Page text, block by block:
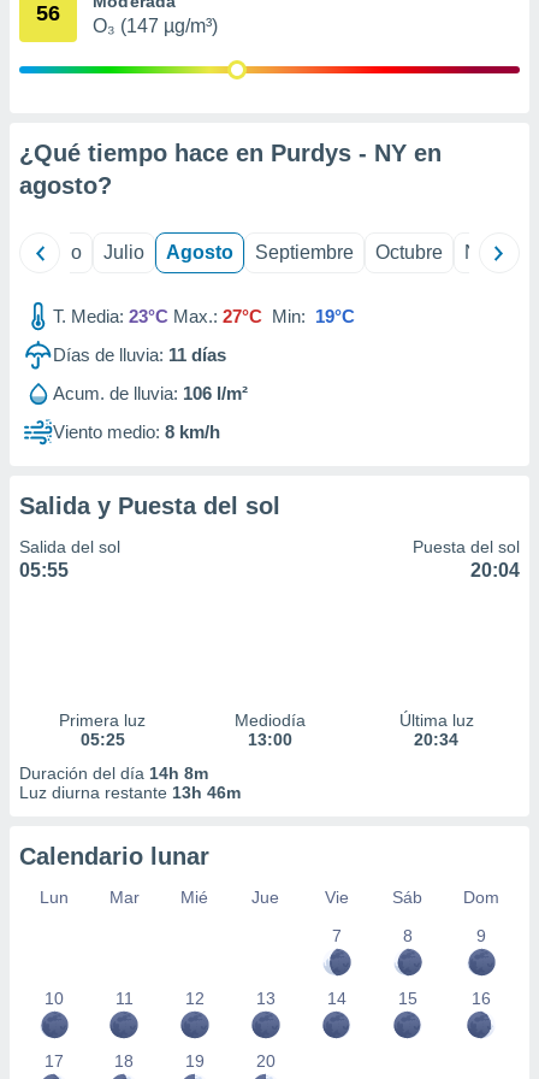
publicidad
1199
56
O₃ (147 µg/m³)
¿Qué tiempo hace en Purdys - NY en
agosto?
Junio Julio Agosto Septiembre Octubre
T. Media: 23°C Max.: 27°C Min: 19°C
Días de lluvia: 11 días
Acum. de lluvia: 106 l/m²
Viento medio: 8 km/h
Salida y Puesta del sol
Salida del sol
05:55
Puesta del sol
20:04
Primera luz
05:25
Mediodía
13:00
Última luz
20:34
Duración del día 14h 8m
Luz diurna restante 13h 46m
Calendario lunar
Lun Mar Mié Jue Vie Sáb
Dom
7
8 9
10 11 12 13 14 15 16
17 18 19 20